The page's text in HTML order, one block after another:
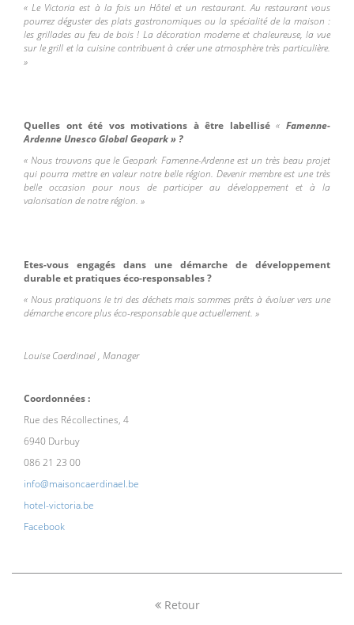
« Le Victoria est à la fois un Hôtel et un restaurant. Au restaurant vous
pourrez déguster des plats gastronomiques ou la spécialité de la maison :
les grillades au feu de bois ! La décoration moderne et chaleureuse, la vue
sur le grill et la cuisine contribuent à créer une atmosphère très particulière.
»
Quelles ont été vos motivations à être labellisé«Famenne-
Ardenne Unesco Global Geopark » ?
« Nous trouvons que le Geopark Famenne-Ardenne est un très beau projet
qui pourra mettre en valeur notre belle région. Devenir membre est une très
belle occasion pour nous de participer au développement et à la
valorisation de notre région. »
Etes-vous engagés dans une démarche de développement
durable et pratiques éco-responsables ?
« Nous pratiquons le tri des déchets mais sommes prêts à évoluer vers une
démarche encore plus éco-responsable que actuellement. »
Louise Caerdinael , Manager
Coordonnées :
Rue des Récollectines, 4
6940 Durbuy
086 21 23 00
info@maisoncaerdinael.be
hotel-victoria.be
Facebook
Retour